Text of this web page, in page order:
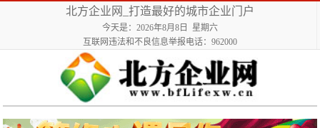
北方企业网_打造最好的城市企业门户
今天是：2026年8月8日 星期六
互联网违法和不良信息举报电话：962000